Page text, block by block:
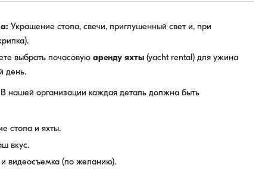
Украшение стола, свечи, приглушенный свет и, при
выбрать почасовую аренду яхты(yacht rental) для ужина
день.
В нашей организации каждая деталь должна быть
стола и яхты.
вкус.
видеосъемка (по желанию).